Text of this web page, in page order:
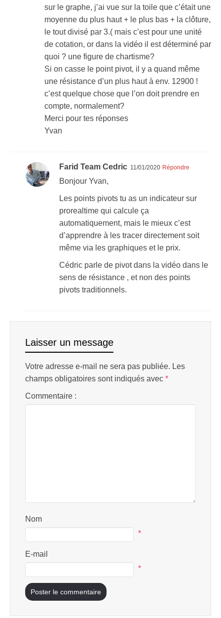
sur le graphe, j’ai vue sur la toile que c’était une
moyenne du plus haut + le plus bas + la clôture,
le tout divisé par 3.( mais c’est pour une unité
de cotation, or dans la vidéo il est déterminé par
quoi ? une figure de chartisme?
Si on casse le point pivot, il y a quand même
une résistance d’un plus haut à env. 12900 !
c’est quelque chose que l’on doit prendre en
compte, normalement?
Merci pour tes réponses
Yvan
Farid Team Cedric 11/01/2020 Répondre
Bonjour Yvan,
Les points pivots tu as un indicateur sur
prorealtime qui calcule ça
automatiquement, mais le mieux c’est
d’apprendre à les tracer directement soit
même via les graphiques et le prix.
Cédric parle de pivot dans la vidéo dans le
sens de résistance , et non des points
pivots traditionnels.
Laisser un message
Votre adresse e-mail ne sera pas publiée. Les
champs obligatoires sont indiqués avec *
Commentaire :
Nom
*
E-mail
*